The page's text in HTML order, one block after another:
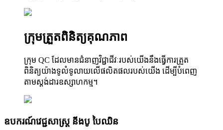
ក្រុមត្រួតពិនិត្យគុណភាព
ក្រុម QC ដែលមានជំនាញវិជ្ជាជីវៈរបស់យើងនឹងធ្វើការត្រួត
ពិនិត្យយ៉ាងទូលំទូលាយលើផលិតផលរបស់យើង ដើម្បីបំពេញ
តាមស្តង់ដារឧស្សាហកម្ម។
ឧបករណ៍វេជ្ជសាស្ត្រ នីងបូ បៃឈិន